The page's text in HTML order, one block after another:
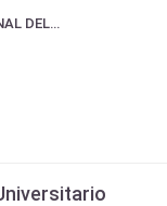
UNICEN - UNIVERSIDAD NACIONAL DEL CENTRO DE LA PROVINCIA DE BUENOS AIRES